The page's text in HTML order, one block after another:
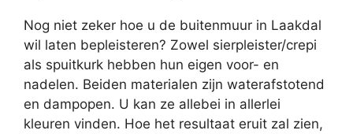
Nog niet zeker hoe u de buitenmuur in Laakdal
wil laten bepleisteren? Zowel sierpleister/crepi
als spuitkurk hebben hun eigen voor- en
nadelen. Beiden materialen zijn waterafstotend
en dampopen. U kan ze allebei in allerlei
kleuren vinden. Hoe het resultaat eruit zal zien,